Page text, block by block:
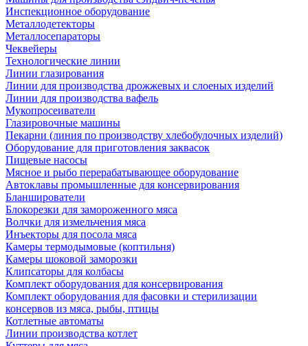
Инспекционное оборудование
Металлодетекторы
Металлосепараторы
Чеквейеры
Технологические линии
Линии глазирования
Линии для производства дрожжевых и слоеных изделий
Линии для производства вафель
Мукопросеиватели
Глазировочные машины
Пекарни (линия по производству хлебобулочных изделий)
Оборудование для приготовления заквасок
Пищевые насосы
Мясное и рыбо перерабатывающее оборудование
Автоклавы промышленные для консервирования
Бланширователи
Блокорезки для замороженного мяса
Волчки для измельчения мяса
Инъекторы для посола мяса
Камеры термодымовые (коптильня)
Камеры шоковой заморозки
Клипсаторы для колбасы
Комплект оборудования для консервирования
Комплект оборудования для фасовки и стерилизации
консервов из мяса, рыбы, птицы
Котлетные автоматы
Линии производства котлет